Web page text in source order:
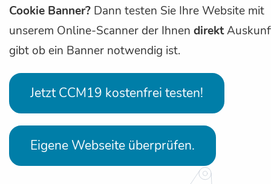
Cookie Banner? Dann testen Sie Ihre Website mit
unserem Online-Scanner der Ihnen direkt
gibt ob ein Banner notwendig ist.
Jetzt CCM19 kostenfrei testen!
Eigene Webseite überprüfen.